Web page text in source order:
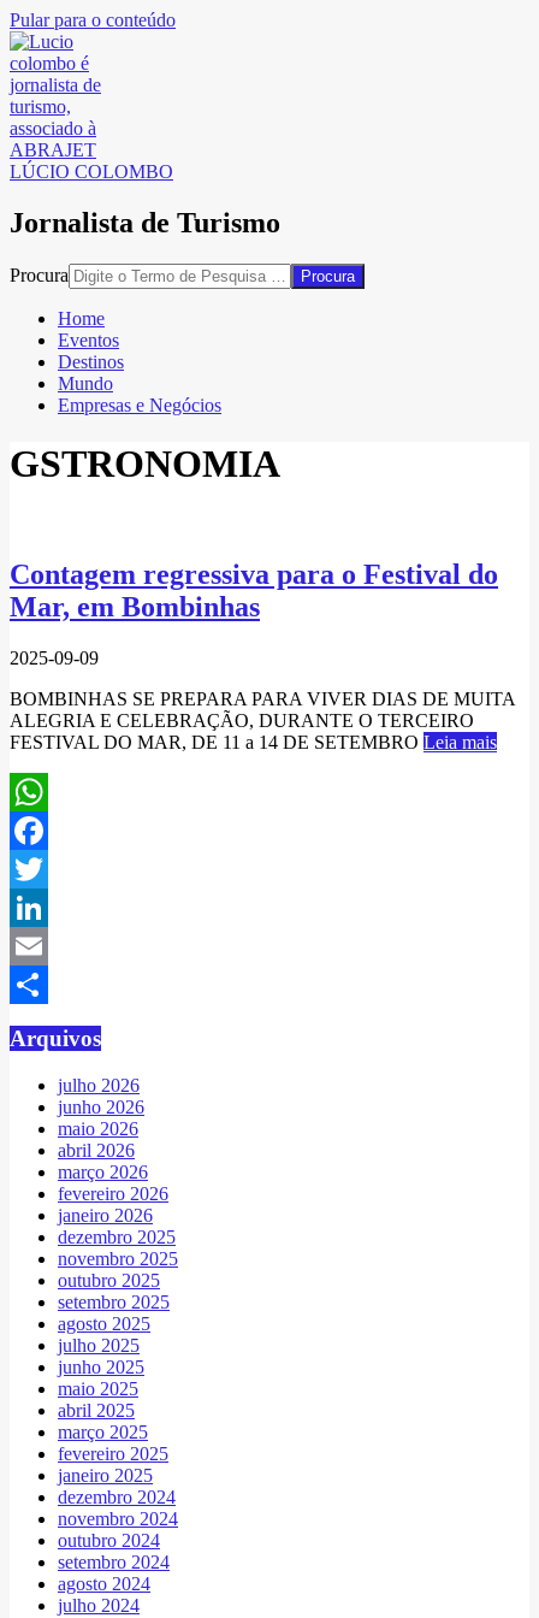
Pular para o conteúdo
LÚCIO COLOMBO
Jornalista de Turismo
Procura
Home
Eventos
Destinos
Mundo
Empresas e Negócios
GSTRONOMIA
Contagem regressiva para o Festival do
Mar, em Bombinhas
2025-09-09
BOMBINHAS SE PREPARA PARA VIVER DIAS DE MUITA
ALEGRIA E CELEBRAÇÃO, DURANTE O TERCEIRO
FESTIVAL DO MAR, DE 11 a 14 DE SETEMBRO Leia mais
WhatsApp
Facebook
Twitter
LinkedIn
Email
Compartilhar
Arquivos
julho 2026
junho 2026
maio 2026
abril 2026
março 2026
fevereiro 2026
janeiro 2026
dezembro 2025
novembro 2025
outubro 2025
setembro 2025
agosto 2025
julho 2025
junho 2025
maio 2025
abril 2025
março 2025
fevereiro 2025
janeiro 2025
dezembro 2024
novembro 2024
outubro 2024
setembro 2024
agosto 2024
julho 2024